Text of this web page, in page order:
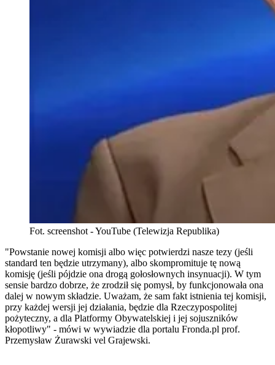
Fot. screenshot - YouTube (Telewizja Republika)
"Powstanie nowej komisji albo więc potwierdzi nasze tezy (jeśli
standard ten będzie utrzymany), albo skompromituje tę nową
komisję (jeśli pójdzie ona drogą gołosłownych insynuacji). W tym
sensie bardzo dobrze, że zrodził się pomysł, by funkcjonowała ona
dalej w nowym składzie. Uważam, że sam fakt istnienia tej komisji,
przy każdej wersji jej działania, będzie dla Rzeczypospolitej
pożyteczny, a dla Platformy Obywatelskiej i jej sojuszników
kłopotliwy" - mówi w wywiadzie dla portalu Fronda.pl prof.
Przemysław Żurawski vel Grajewski.